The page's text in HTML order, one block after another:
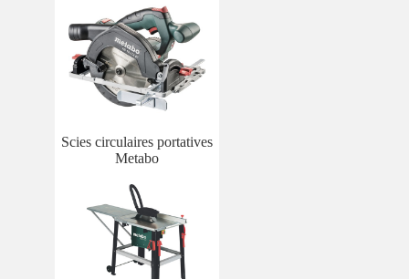
Scies circulaires portatives
Metabo